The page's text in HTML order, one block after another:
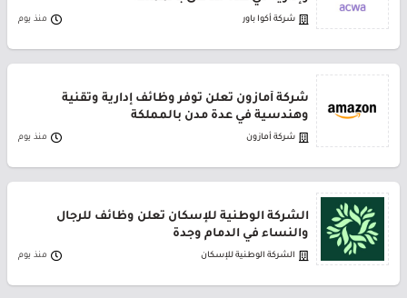
شركة أكوا باور منذ يوم
شركة أمازون تعلن توفر وظائف إدارية وتقنية
وهندسية في عدة مدن بالمملكة
شركة أمازون منذ يوم
الشركة الوطنية للإسكان تعلن وظائف للرجال
والنساء في الدمام وجدة
الشركة الوطنية للإسكان منذ يوم